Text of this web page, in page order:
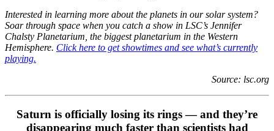
Interested in learning more about the planets in our solar system?
Soar through space when you catch a show in LSC’s Jennifer
Chalsty Planetarium, the biggest planetarium in the Western
Hemisphere. Click here to get showtimes and see what’s currently
playing.
Source: lsc.org
Saturn is officially losing its rings — and they’re
disappearing much faster than scientists had